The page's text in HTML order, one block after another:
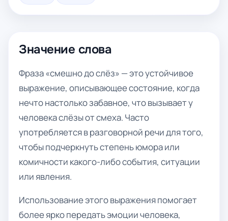
Значение слова
Фраза «смешно до слёз» — это устойчивое
выражение, описывающее состояние, когда
нечто настолько забавное, что вызывает у
человека слёзы от смеха. Часто
употребляется в разговорной речи для того,
чтобы подчеркнуть степень юмора или
комичности какого-либо события, ситуации
или явления.
Использование этого выражения помогает
более ярко передать эмоции человека,